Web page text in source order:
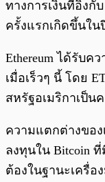
ทางการเงินที่อิงกั
ครั้งแรกเกิดขึ้นใน
Ethereum ได้รับค
เมื่อเร็วๆ นี้ โดย
สหรัฐอเมริกาเป็น
ความแตกต่างขอ
ลงทุนใน Bitcoin
ต้องในฐานะเครื่อ